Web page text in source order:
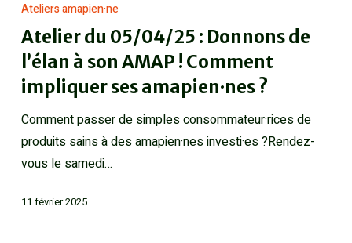
Ateliers amapien·ne
Atelier du 05/04/25 : Donnons de
l’élan à son AMAP ! Comment
impliquer ses amapien·nes ?
Comment passer de simples consommateur·rices de
produits sains à des amapien·nes investi·es ?Rendez-
vous le samedi…
11 février 2025